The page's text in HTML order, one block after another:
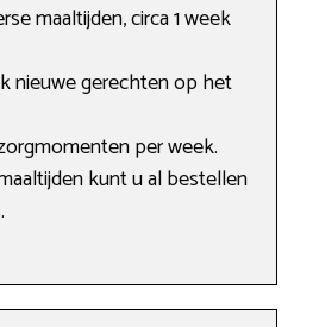
maaltijden, circa 1 week
nieuwe gerechten op het
per week.
kunt u al bestellen